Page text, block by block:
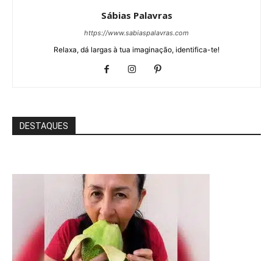
Sábias Palavras
https://www.sabiaspalavras.com
Relaxa, dá largas à tua imaginação, identifica-te!
DESTAQUES